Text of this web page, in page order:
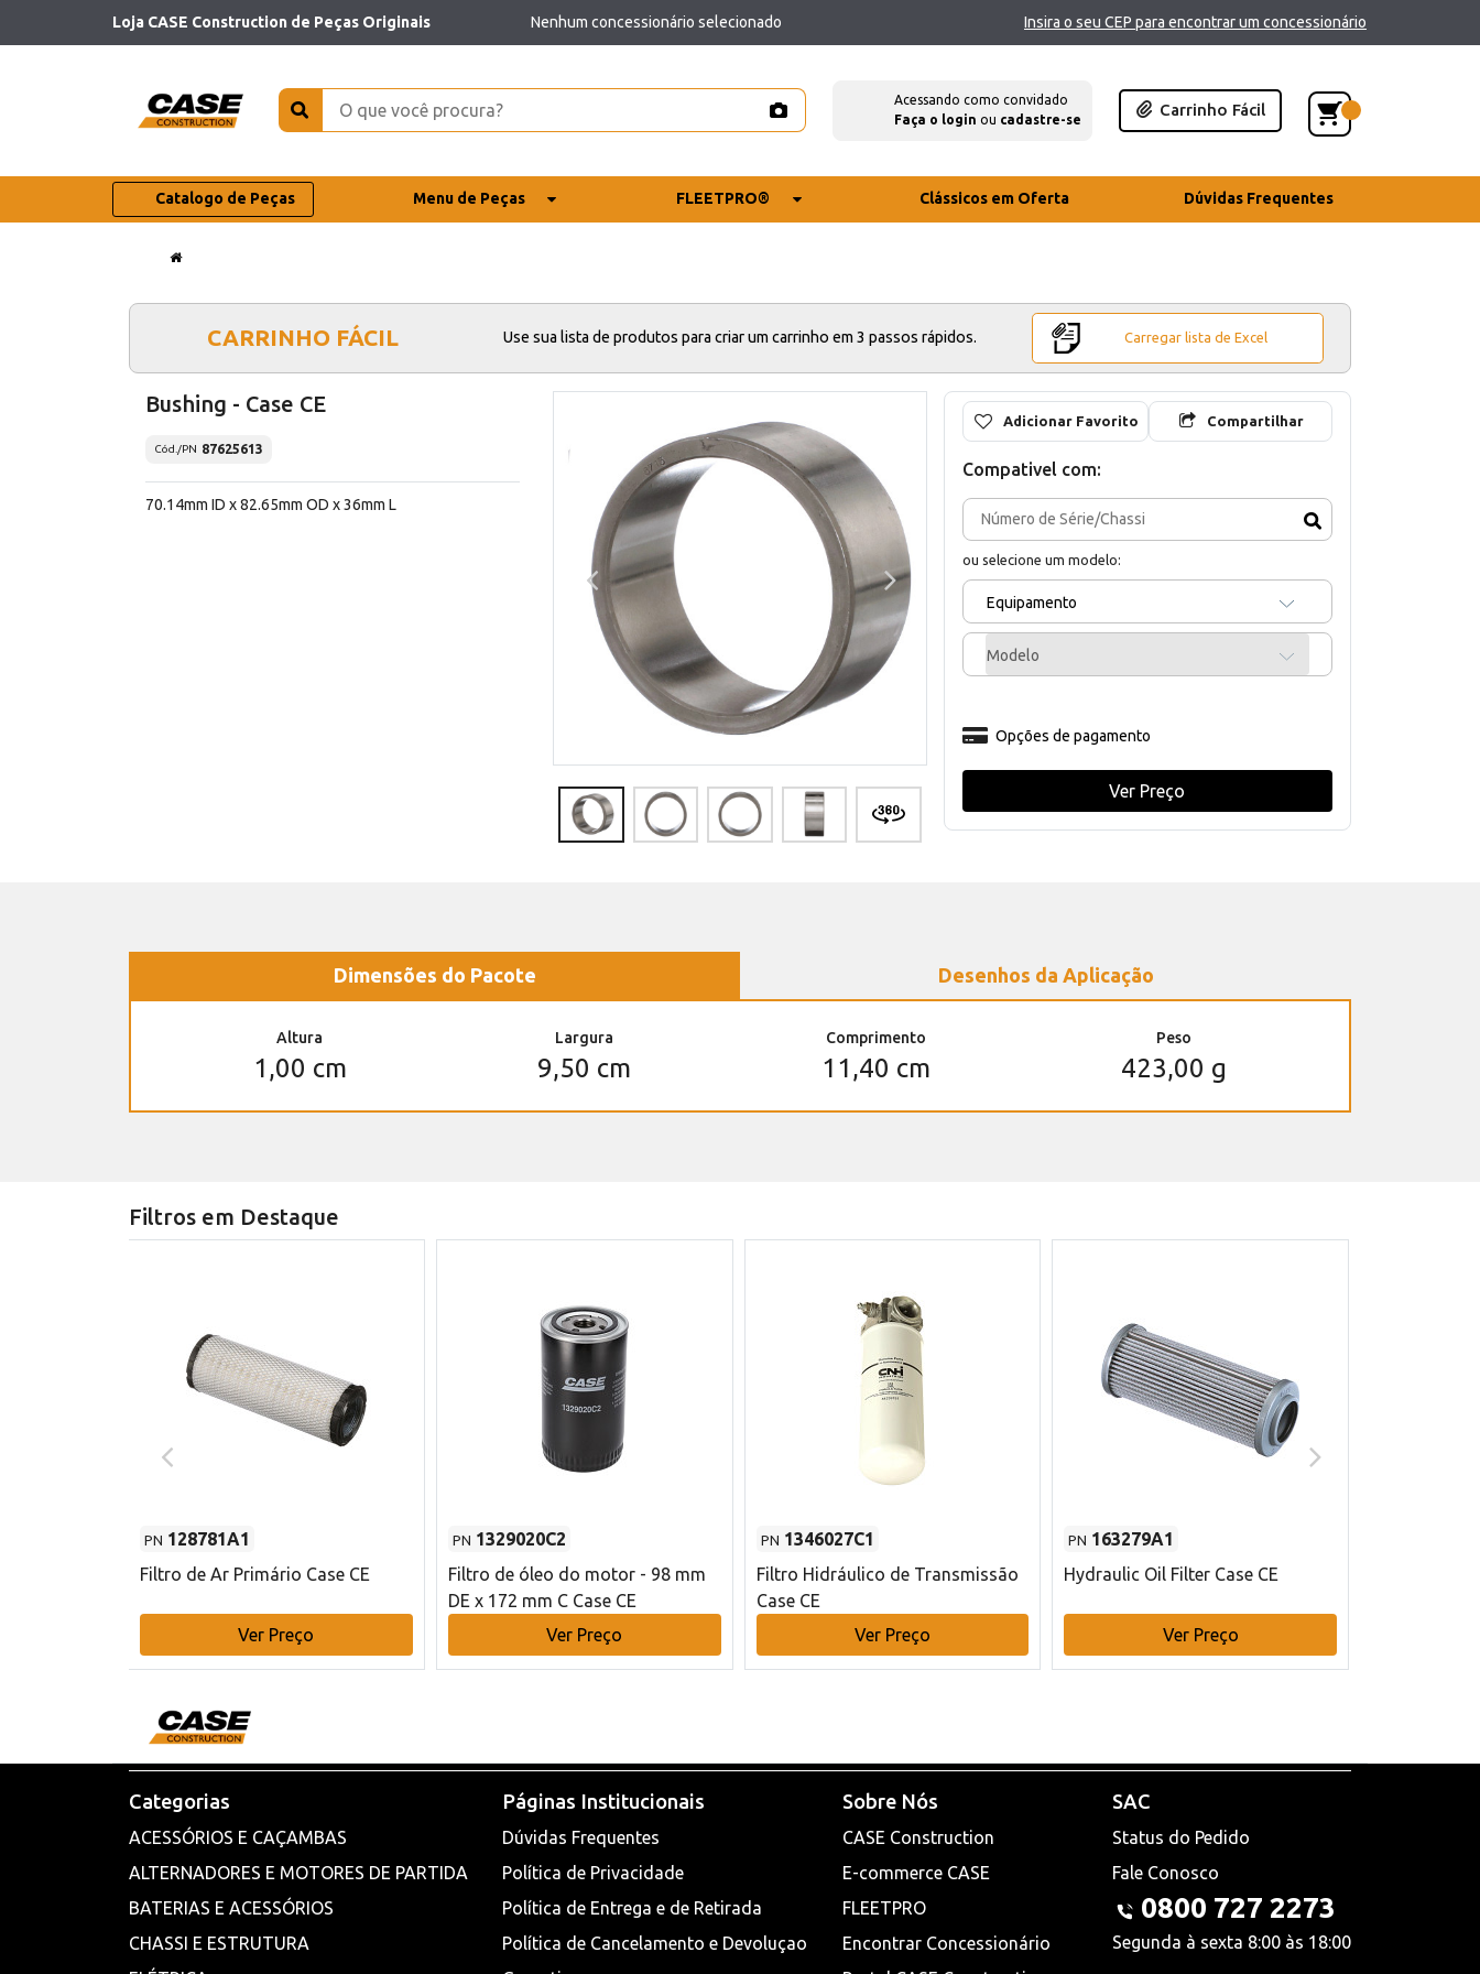
Loja CASE Construction de Peças Originais Nenhum concessionário selecionado Insira o seu CEP para encontrar um concessionário
Acessando como convidado
Faça o login ou cadastre-se
Carrinho Fácil
Catalogo de Peças Menu de Peças FLEETPRO® Clássicos em Oferta Dúvidas Frequentes
CARRINHO FÁCIL Use sua lista de produtos para criar um carrinho em 3 passos rápidos. Carregar lista de Excel
Bushing - Case CE
Cód./PN 87625613
70.14mm ID x 82.65mm OD x 36mm L
Adicionar Favorito Compartilhar
Compativel com:
ou selecione um modelo:
Equipamento
Modelo
Opções de pagamento
Ver Preço
Dimensões do Pacote Desenhos da Aplicação
Altura
1,00 cm
Largura
9,50 cm
Comprimento
11,40 cm
Peso
423,00 g
Filtros em Destaque
PN 128781A1
Filtro de Ar Primário Case CE
Ver Preço
PN 1329020C2
Filtro de óleo do motor - 98 mm
DE x 172 mm C Case CE
Ver Preço
PN 1346027C1
Filtro Hidráulico de Transmissão
Case CE
Ver Preço
PN 163279A1
Hydraulic Oil Filter Case CE
Ver Preço
Categorias
ACESSÓRIOS E CAÇAMBAS
ALTERNADORES E MOTORES DE PARTIDA
BATERIAS E ACESSÓRIOS
CHASSI E ESTRUTURA
Páginas Institucionais
Dúvidas Frequentes
Política de Privacidade
Política de Entrega e de Retirada
Política de Cancelamento e Devoluçao
Sobre Nós
CASE Construction
E-commerce CASE
FLEETPRO
Encontrar Concessionário
SAC
Status do Pedido
Fale Conosco
0800 727 2273
Segunda à sexta 8:00 às 18:00